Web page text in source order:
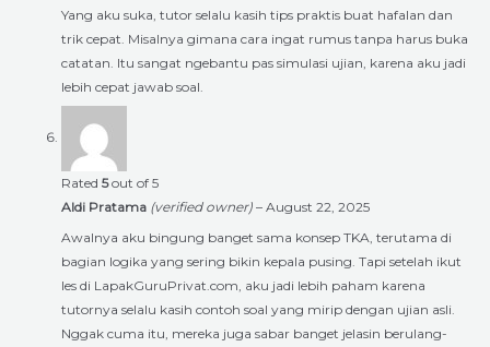
Yang aku suka, tutor selalu kasih tips praktis buat hafalan dan
trik cepat. Misalnya gimana cara ingat rumus tanpa harus buka
catatan. Itu sangat ngebantu pas simulasi ujian, karena aku jadi
lebih cepat jawab soal.
Rated 5out of 5
Aldi Pratama (verified owner) – August 22, 2025
Awalnya aku bingung banget sama konsep TKA, terutama di
bagian logika yang sering bikin kepala pusing. Tapi setelah ikut
les di LapakGuruPrivat.com, aku jadi lebih paham karena
tutornya selalu kasih contoh soal yang mirip dengan ujian asli.
Nggak cuma itu, mereka juga sabar banget jelasin berulang-